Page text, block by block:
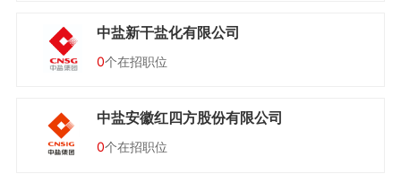
中盐新干盐化有限公司
0个在招职位
中盐安徽红四方股份有限公司
0个在招职位